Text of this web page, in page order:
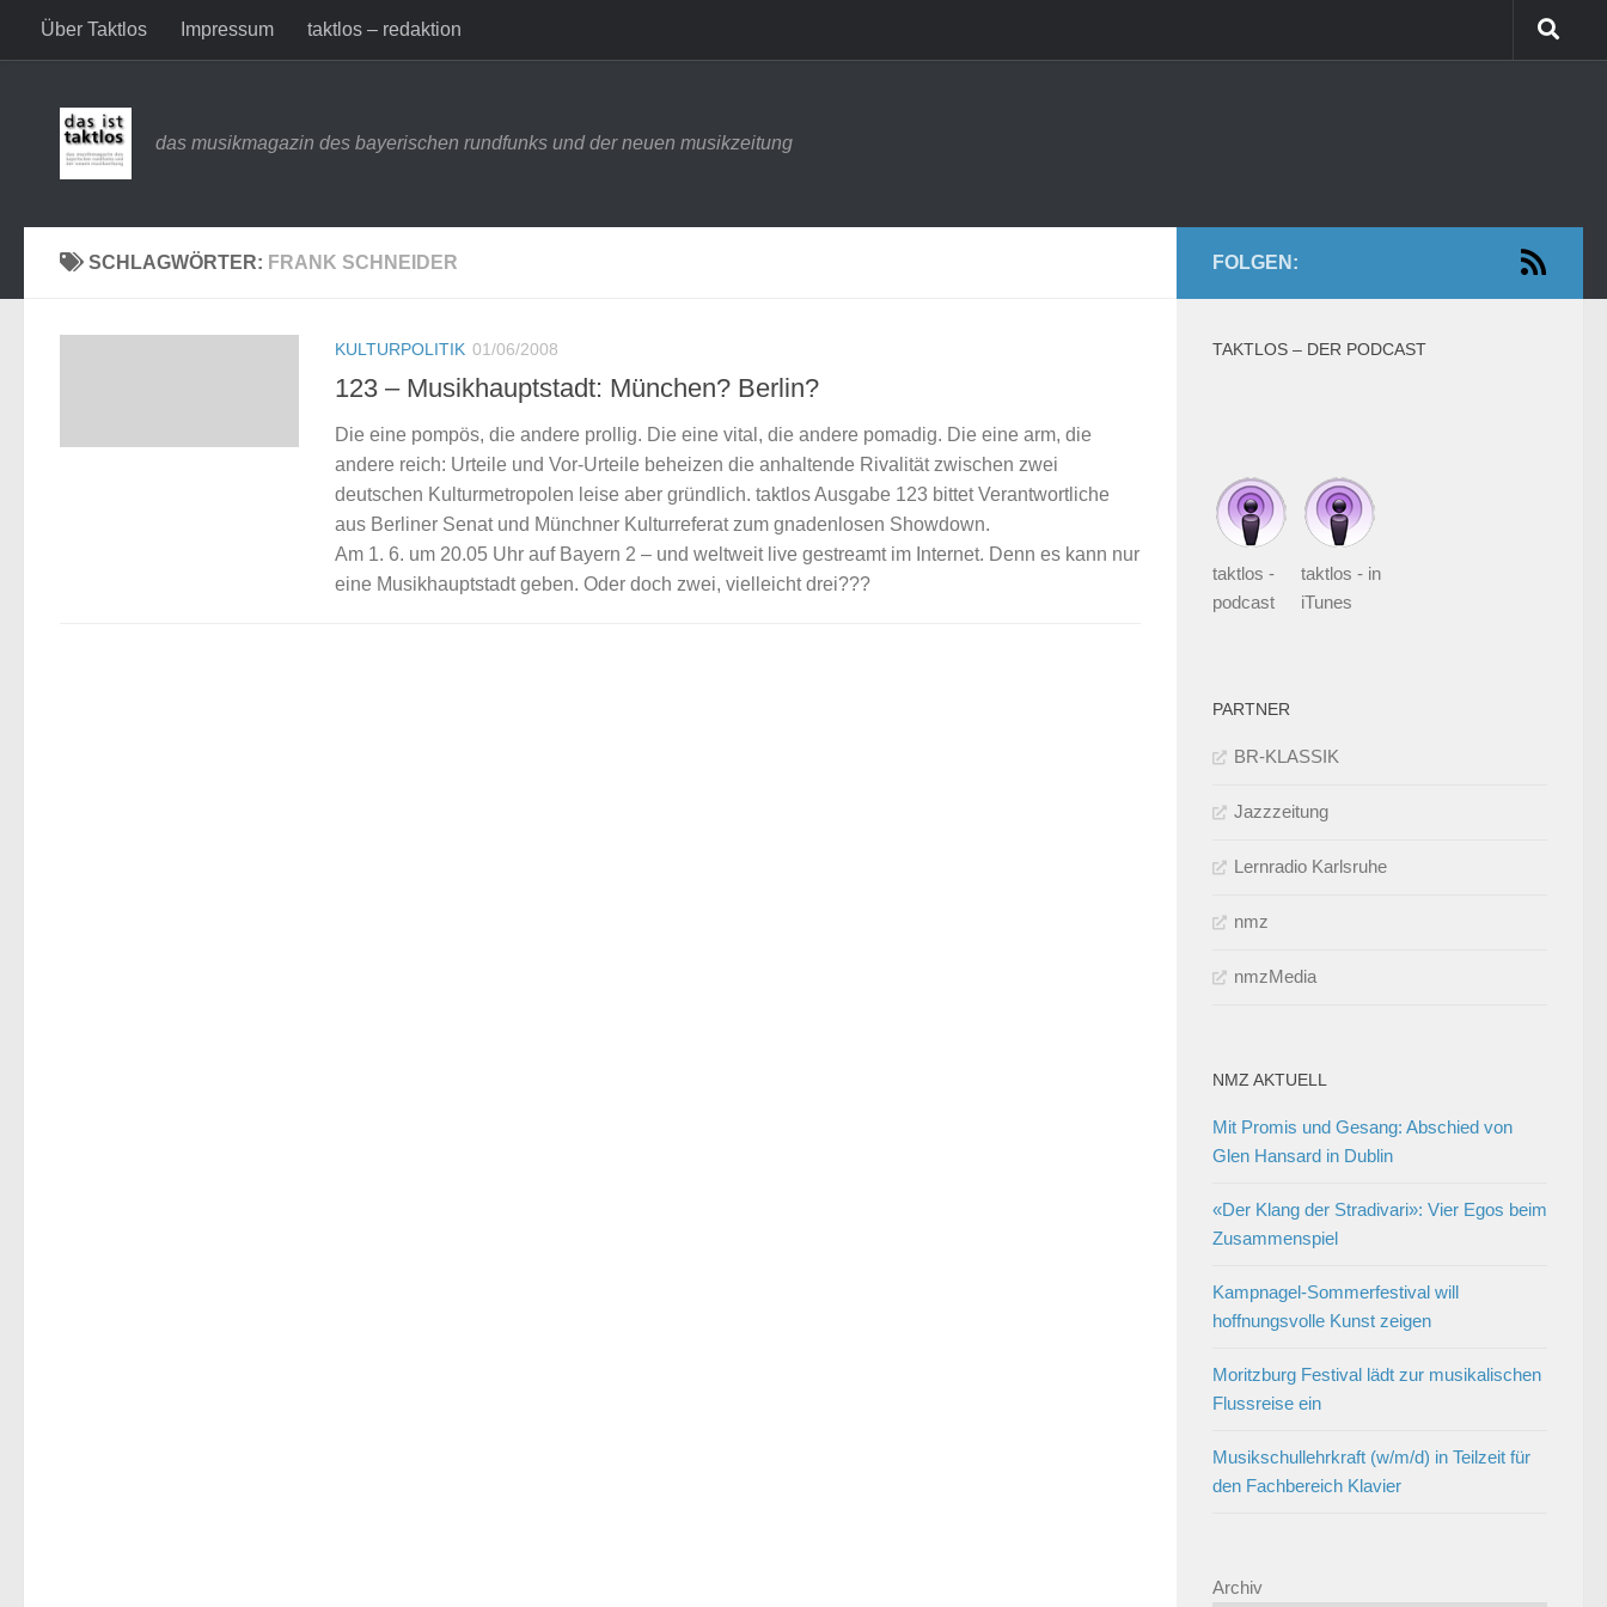
Zum Inhalt springen
Über Taktlos Impressum taktlos – redaktion
das musikmagazin des bayerischen rundfunks und der neuen musikzeitung
SCHLAGWÖRTER: FRANK SCHNEIDER
KULTURPOLITIK 01/06/2008
123 – Musikhauptstadt: München? Berlin?
Die eine pompös, die andere prollig. Die eine vital, die andere pomadig. Die eine arm, die
andere reich: Urteile und Vor-Urteile beheizen die anhaltende Rivalität zwischen zwei
deutschen Kulturmetropolen leise aber gründlich. taktlos Ausgabe 123 bittet Verantwortliche
aus Berliner Senat und Münchner Kulturreferat zum gnadenlosen Showdown.
Am 1. 6. um 20.05 Uhr auf Bayern 2 – und weltweit live gestreamt im Internet. Denn es kann nur
eine Musikhauptstadt geben. Oder doch zwei, vielleicht drei???
FOLGEN:
TAKTLOS – DER PODCAST
taktlos -
podcast
taktlos - in
iTunes
PARTNER
BR-KLASSIK
Jazzzeitung
Lernradio Karlsruhe
nmz
nmzMedia
NMZ AKTUELL
Mit Promis und Gesang: Abschied von
Glen Hansard in Dublin
«Der Klang der Stradivari»: Vier Egos beim
Zusammenspiel
Kampnagel-Sommerfestival will
hoffnungsvolle Kunst zeigen
Moritzburg Festival lädt zur musikalischen
Flussreise ein
Musikschullehrkraft (w/m/d) in Teilzeit für
den Fachbereich Klavier
Archiv